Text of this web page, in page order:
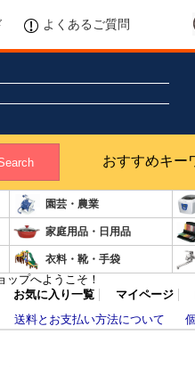
よくあるご質問
おすすめキー
園芸・農業
家庭用品・日用品
衣料・靴・手袋
ップへようこそ！
お気に入り一覧
マイページ
送料とお支払い方法について